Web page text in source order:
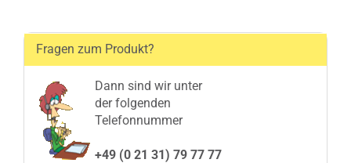
Fragen zum Produkt?
Dann sind wir unter
der folgenden
Telefonnummer
+49 (0 21 31) 79 77 77